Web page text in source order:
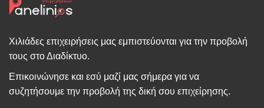
Χιλιάδες επιχειρήσεις μας εμπιστεύονται για την προβολή
τους στο Διαδίκτυο.
Επικοινώνησε και εσύ μαζί μας σήμερα για να
συζητήσουμε την προβολή της δική σου επιχείρησης.